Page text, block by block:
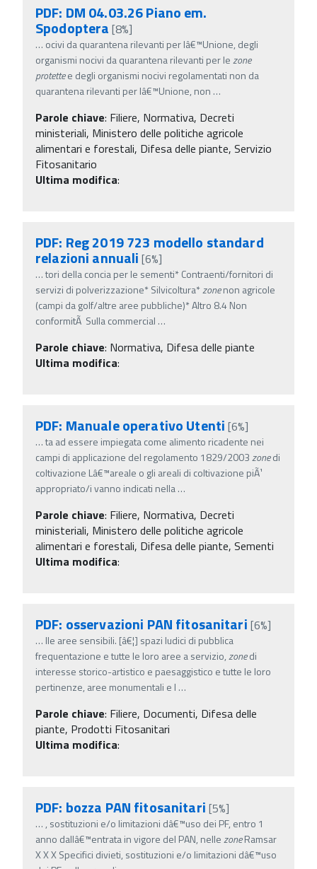
PDF: DM 04.03.26 Piano em.
Spodoptera [8%]
… ocivi da quarantena rilevanti per lâ€™Unione, degli
organismi nocivi da quarantena rilevanti per lezone
protettee degli organismi nocivi regolamentati non da
quarantena rilevanti per lâ€™Unione, non …
Parole chiave: Filiere, Normativa, Decreti
ministeriali, Ministero delle politiche agricole
alimentari e forestali, Difesa delle piante, Servizio
Fitosanitario
Ultima modifica:
PDF: Reg 2019 723 modello standard
relazioni annuali [6%]
…tori della concia per le sementi* Contraenti/fornitori di
servizi di polverizzazione* Silvicoltura*zonenon agricole
(campi da golf/altre aree pubbliche)* Altro 8.4 Non
conformitÃ Sulla commercial …
Parole chiave: Normativa, Difesa delle piante
Ultima modifica:
PDF: Manuale operativo Utenti [6%]
…ta ad essere impiegata come alimento ricadente nei
campi di applicazione del regolamento 1829/2003zonedi
coltivazione Lâ€™areale o gli areali di coltivazione piÃ¹
appropriato/i vanno indicati nella…
Parole chiave: Filiere, Normativa, Decreti
ministeriali, Ministero delle politiche agricole
alimentari e forestali, Difesa delle piante, Sementi
Ultima modifica:
PDF: osservazioni PAN fitosanitari [6%]
… lle aree sensibili. [â€¦] spazi ludici di pubblica
frequentazione e tutte le loro aree a servizio,zonedi
interesse storico-artistico e paesaggistico e tutte le loro
pertinenze, aree monumentali e l …
Parole chiave: Filiere, Documenti, Difesa delle
piante, Prodotti Fitosanitari
Ultima modifica:
PDF: bozza PAN fitosanitari [5%]
… , sostituzioni e/o limitazioni dâ€™uso dei PF, entro 1
anno dallâ€™entrata in vigore del PAN, nellezoneRamsar
X X X Specifici divieti, sostituzioni e/o limitazioni dâ€™uso